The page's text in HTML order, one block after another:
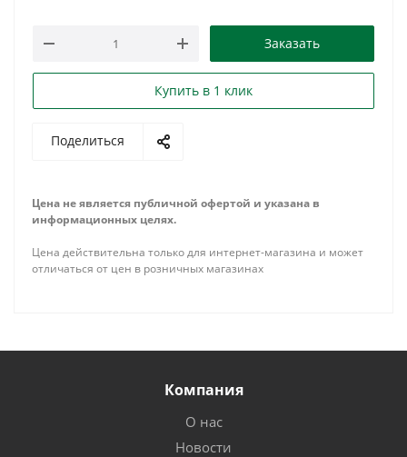
Заказать
Купить в 1 клик
Поделиться
Цена не является публичной офертой и указана в
информационных целях.
Цена действительна только для интернет-магазина и может
отличаться от цен в розничных магазинах
Компания
О нас
Новости